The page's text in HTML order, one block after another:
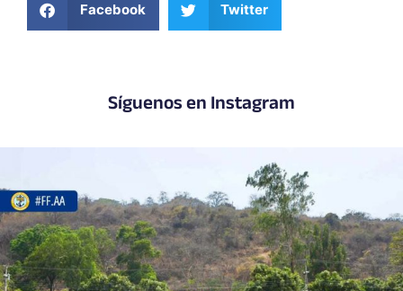
Facebook Twitter
Síguenos en Instagram